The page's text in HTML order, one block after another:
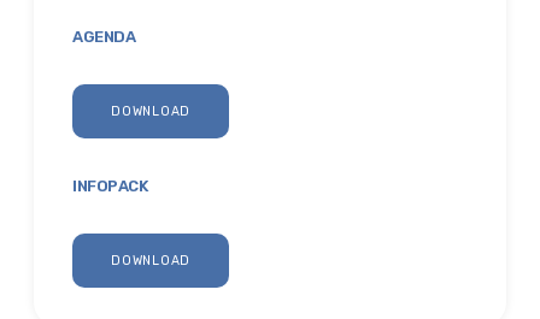
AGENDA
DOWNLOAD
INFOPACK
DOWNLOAD